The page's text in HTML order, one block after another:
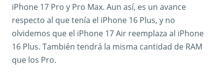
iPhone 17 Pro y Pro Max. Aun así, es un avance
respecto al que tenía el iPhone 16 Plus, y no
olvidemos que el iPhone 17 Air reemplaza al iPhone
16 Plus. También tendrá la misma cantidad de RAM
que los Pro.